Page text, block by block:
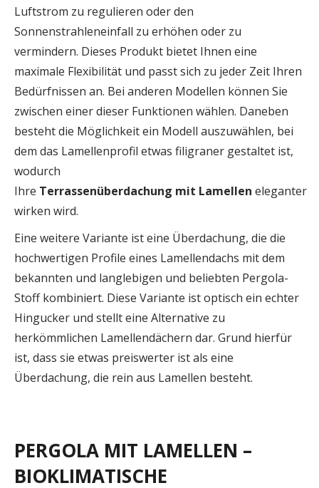
Luftstrom zu regulieren oder den
Sonnenstrahleneinfall zu erhöhen oder zu
vermindern. Dieses Produkt bietet Ihnen eine
maximale Flexibilität und passt sich zu jeder Zeit Ihren
Bedürfnissen an. Bei anderen Modellen können Sie
zwischen einer dieser Funktionen wählen. Daneben
besteht die Möglichkeit ein Modell auszuwählen, bei
dem das Lamellenprofil etwas filigraner gestaltet ist,
wodurch
Ihre Terrassenüberdachung mit Lamellen eleganter
wirken wird.
Eine weitere Variante ist eine Überdachung, die die
hochwertigen Profile eines Lamellendachs mit dem
bekannten und langlebigen und beliebten Pergola-
Stoff kombiniert. Diese Variante ist optisch ein echter
Hingucker und stellt eine Alternative zu
herkömmlichen Lamellendächern dar. Grund hierfür
ist, dass sie etwas preiswerter ist als eine
Überdachung, die rein aus Lamellen besteht.
PERGOLA MIT LAMELLEN –
BIOKLIMATISCHE